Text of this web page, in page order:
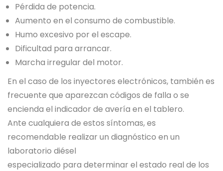
Pérdida de potencia.
Aumento en el consumo de combustible.
Humo excesivo por el escape.
Dificultad para arrancar.
Marcha irregular del motor.
En el caso de los inyectores electrónicos, también es
frecuente que aparezcan códigos de falla o se
encienda el indicador de avería en el tablero.
Ante cualquiera de estos síntomas, es
recomendable realizar un diagnóstico en un
laboratorio diésel
especializado para determinar el estado real de los